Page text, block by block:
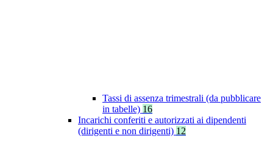
Tassi di assenza trimestrali (da pubblicare
in tabelle) 16
Incarichi conferiti e autorizzati ai dipendenti
(dirigenti e non dirigenti) 12